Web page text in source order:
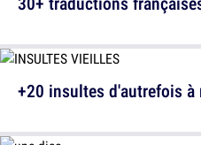
+20 insultes d'autrefois à